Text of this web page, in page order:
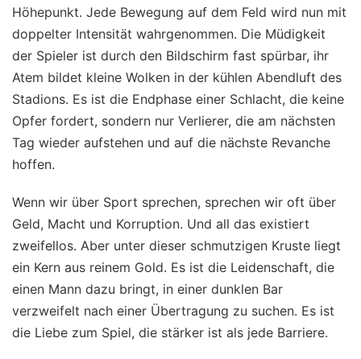
Höhepunkt. Jede Bewegung auf dem Feld wird nun mit
doppelter Intensität wahrgenommen. Die Müdigkeit
der Spieler ist durch den Bildschirm fast spürbar, ihr
Atem bildet kleine Wolken in der kühlen Abendluft des
Stadions. Es ist die Endphase einer Schlacht, die keine
Opfer fordert, sondern nur Verlierer, die am nächsten
Tag wieder aufstehen und auf die nächste Revanche
hoffen.
Wenn wir über Sport sprechen, sprechen wir oft über
Geld, Macht und Korruption. Und all das existiert
zweifellos. Aber unter dieser schmutzigen Kruste liegt
ein Kern aus reinem Gold. Es ist die Leidenschaft, die
einen Mann dazu bringt, in einer dunklen Bar
verzweifelt nach einer Übertragung zu suchen. Es ist
die Liebe zum Spiel, die stärker ist als jede Barriere.